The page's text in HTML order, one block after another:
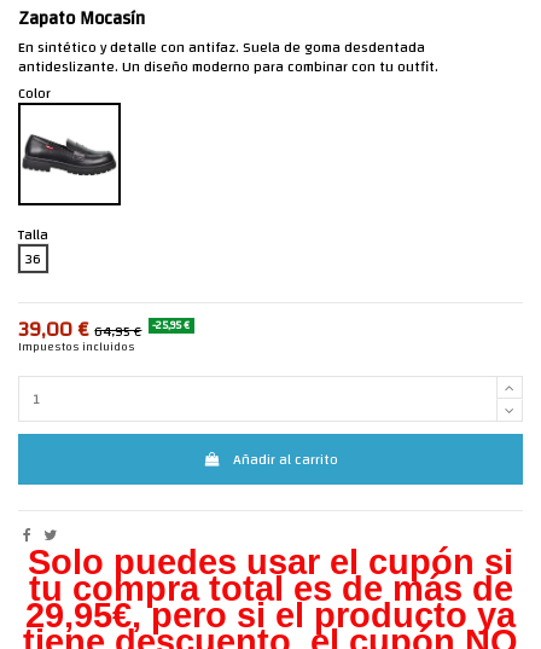
Zapato Mocasín
En sintético y detalle con antifaz. Suela de goma desdentada
antideslizante. Un diseño moderno para combinar con tu outfit.
Color
Talla
36
39,00 € 64,95 € -25,95 €
Impuestos incluidos
Añadir al carrito
Solo puedes usar el cupón si
tu compra total es de más de
29,95€, pero si el producto ya